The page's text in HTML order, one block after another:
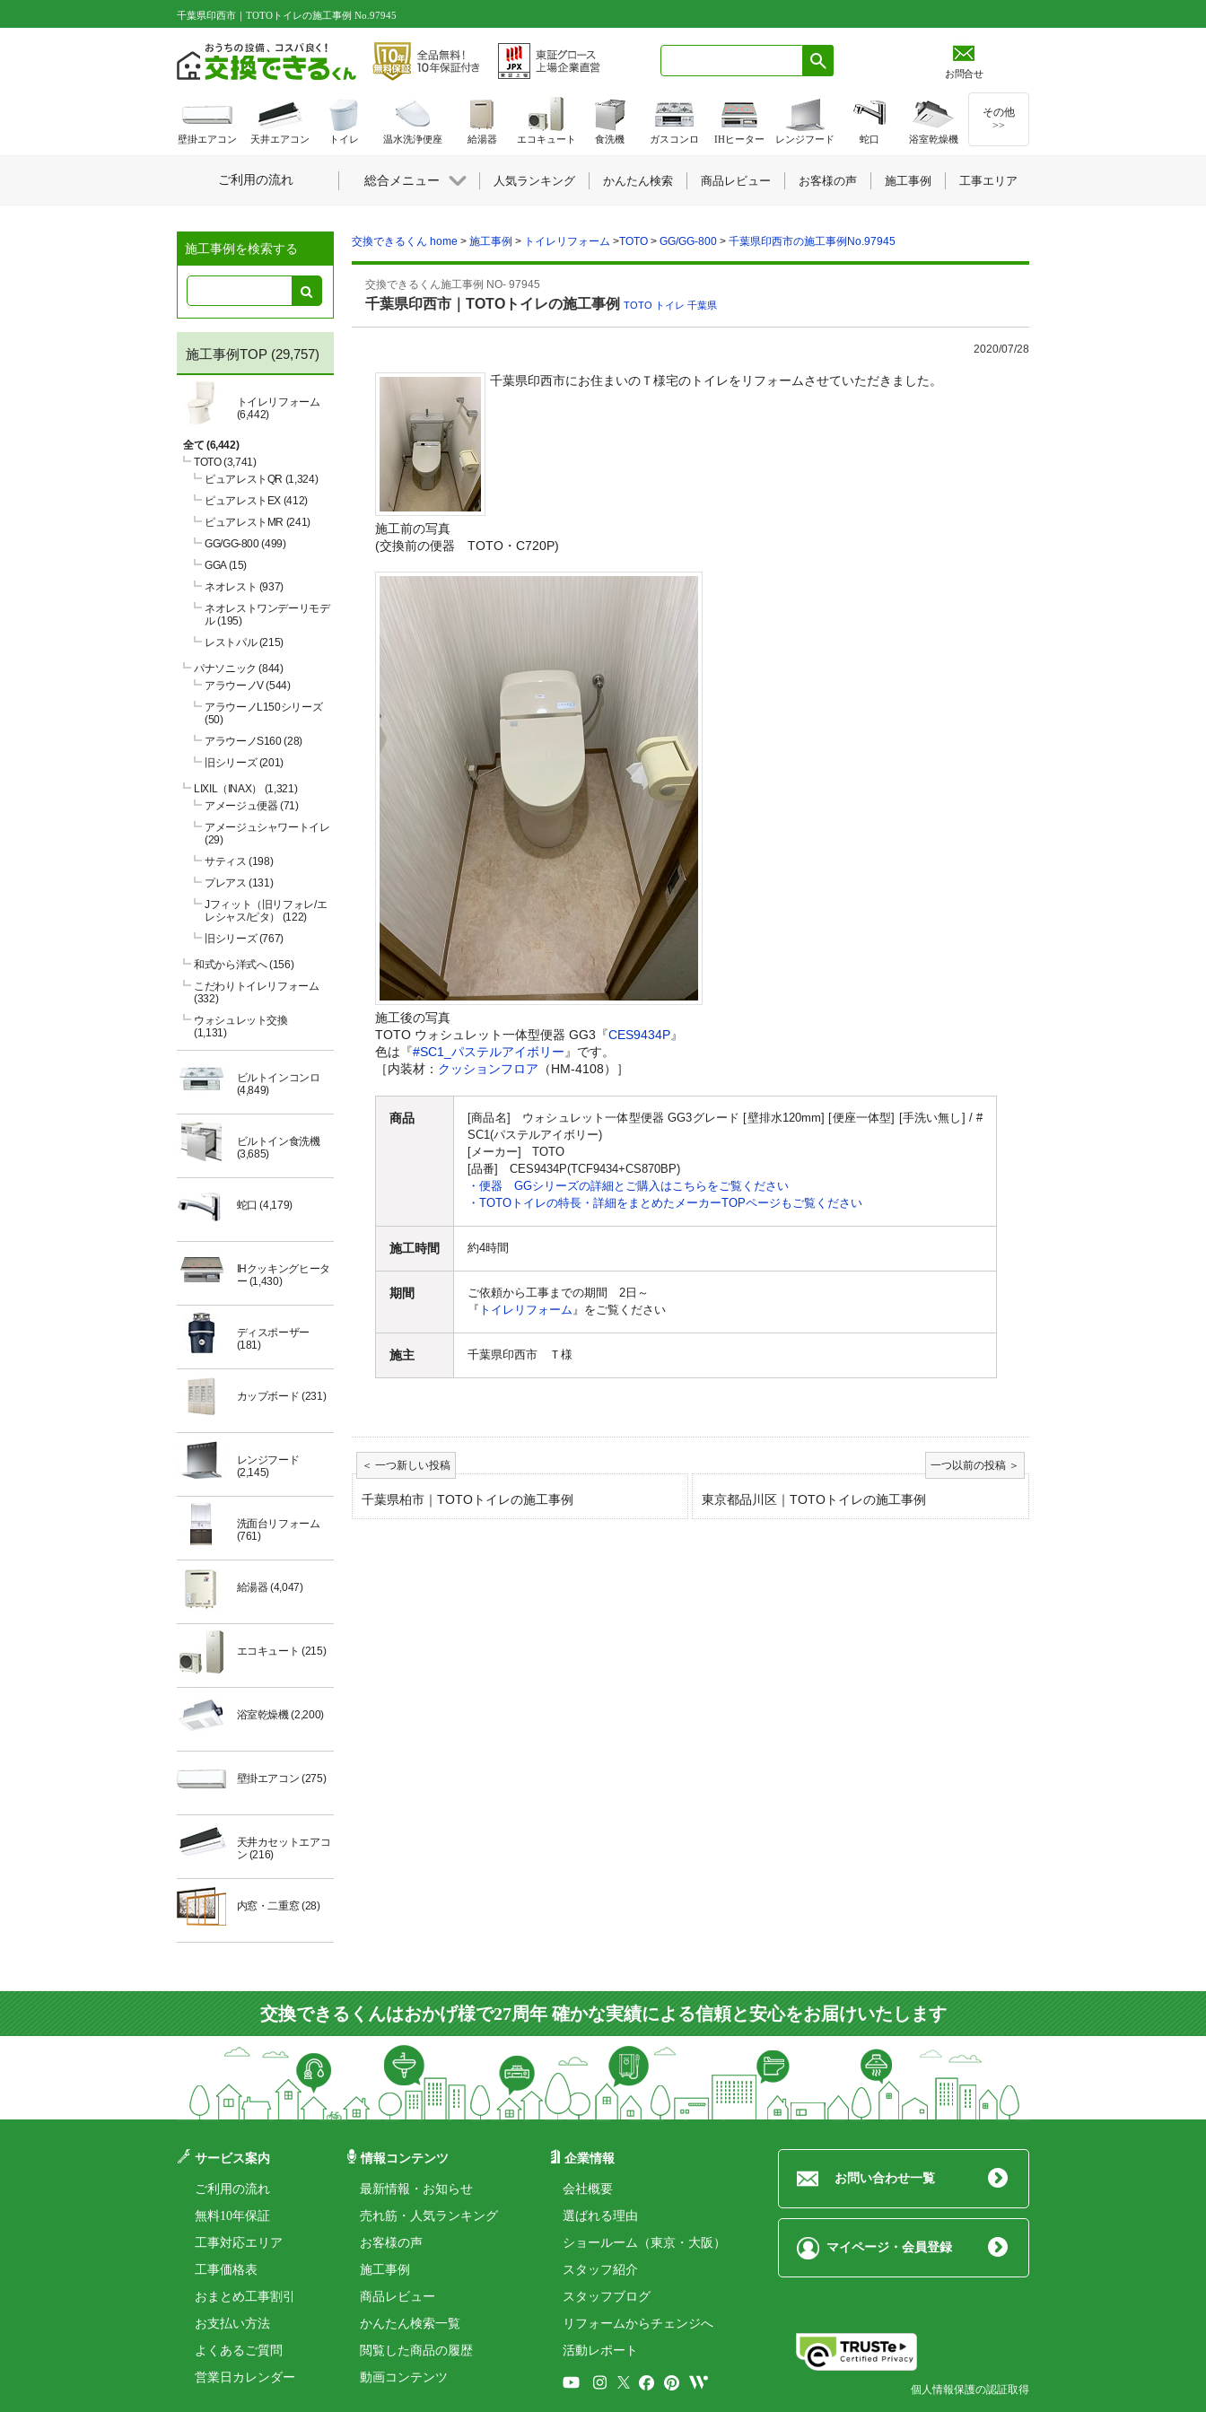
千葉県印西市｜TOTOトイレの施工事例 No.97945
お問合せ
施工事例を検索する
施工事例TOP (29,757)
トイレリフォーム
(6,442)
全て (6,442)
TOTO(3,741)
ピュアレストQR (1,324)
ピュアレストEX (412)
ピュアレストMR (241)
GG/GG-800(499)
GGA(15)
ネオレスト (937)
ネオレストワンデーリモデ
ル(195)
レストパル(215)
パナソニック (844)
アラウーノV(544)
アラウーノL150シリーズ
(50)
アラウーノS160(28)
旧シリーズ(201)
LIXIL（INAX）
(1,321)
アメージュ便器(71)
アメージュシャワートイレ
(29)
サティス (198)
プレアス (131)
Jフィット（旧リフォレ/エ
レシャス/ピタ）
(122)
旧シリーズ(767)
和式から洋式へ(156)
こだわりトイレリフォーム
(332)
ウォシュレット交換
(1,131)
ビルトインコンロ
(4,849)
ビルトイン食洗機
(3,685)
蛇口 (4,179)
IHクッキングヒータ
ー (1,430)
ディスポーザー
(181)
カップボード (231)
レンジフード
(2,145)
洗面台リフォーム
(761)
給湯器(4,047)
エコキュート (215)
浴室乾燥機(2,200)
壁掛エアコン (275)
天井カセットエアコ
ン (216)
内窓・二重窓(28)
交換できるくん home > 施工事例 > トイレリフォーム >TOTO > GG/GG-800 > 千葉県印西市の施工事例No.97945
交換できるくん施工事例 NO- 97945
千葉県印西市｜TOTOトイレの施工事例 TOTO トイレ 千葉県
2020/07/28
千葉県印西市にお住まいのＴ様宅のトイレをリフォームさせていただきました。
施工前の写真
(交換前の便器 TOTO・C720P)
施工後の写真
TOTO ウォシュレット一体型便器 GG3『CES9434P』
色は『#SC1_パステルアイボリー 』です。
［内装材： クッションフロア （HM-4108）］
商品
[商品名] ウォシュレット一体型便器 GG3グレード [壁排水120mm] [便座一体型] [手洗い無し] / #
SC1(パステルアイボリー)
[メーカー] TOTO
[品番] CES9434P(TCF9434+CS870BP)
・便器 GGシリーズの詳細とご購入はこちらをご覧ください
・TOTOトイレの特長・詳細をまとめたメーカーTOPページもご覧ください
施工時間 約4時間
期間
ご依頼から工事までの期間 2日～
『
トイレリフォーム』をご覧ください
施主 千葉県印西市 Ｔ様
千葉県柏市｜TOTOトイレの施工事例 東京都品川区｜TOTOトイレの施工事例
壁掛エアコン 天井エアコン トイレ 温水洗浄便座 給湯器 エコキュート 食洗機 ガスコンロ IHヒーター レンジフード 蛇口 浴室乾燥機
その他
>>
ご利用の流れ 総合メニュー 人気ランキング かんたん検索 商品レビュー お客様の声 施工事例 工事エリア
交換できるくんはおかげ様で27周年 確かな実績による信頼と安心をお届けいたします
サービス案内
ご利用の流れ
無料10年保証
工事対応エリア
工事価格表
おまとめ工事割引
お支払い方法
よくあるご質問
営業日カレンダー
情報コンテンツ
最新情報・お知らせ
売れ筋・人気ランキング
お客様の声
施工事例
商品レビュー
かんたん検索一覧
閲覧した商品の履歴
動画コンテンツ
企業情報
会社概要
選ばれる理由
ショールーム（東京・大阪）
スタッフ紹介
スタッフブログ
リフォームからチェンジへ
活動レポート
お問い合わせ一覧
マイページ・会員登録
個人情報保護の認証取得